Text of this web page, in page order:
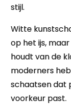
stijl.
Witte
op het ijs,
houdt van de
moderners
schaatsen dat
voorkeur past.